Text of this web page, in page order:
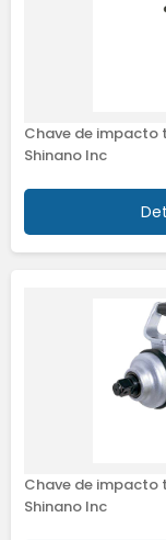
Chave de impacto
Shinano Inc
Chave de impacto
Shinano Inc